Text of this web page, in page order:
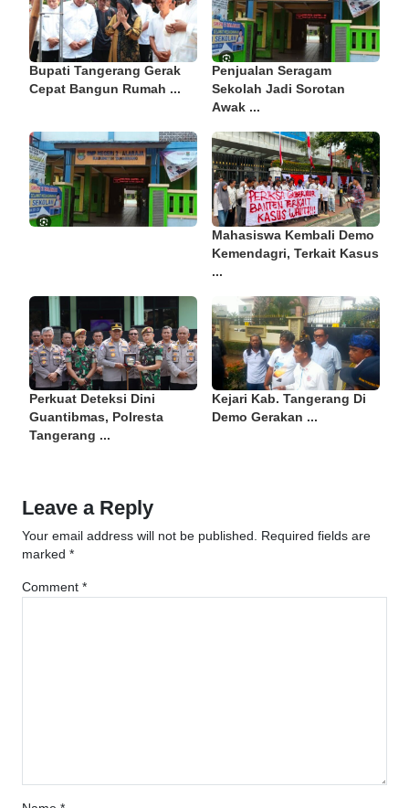
Bupati Tangerang Gerak
Cepat Bangun Rumah ...
Penjualan Seragam
Sekolah Jadi Sorotan
Awak ...
Mahasiswa Kembali Demo
Kemendagri, Terkait Kasus
...
Perkuat Deteksi Dini
Guantibmas, Polresta
Tangerang ...
Kejari Kab. Tangerang Di
Demo Gerakan ...
Leave a Reply
Your email address will not be published. Required fields are
marked *
Comment *